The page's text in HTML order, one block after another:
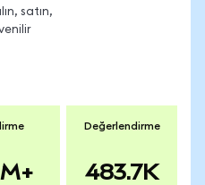
satın,
Değerlendirme
483.7K